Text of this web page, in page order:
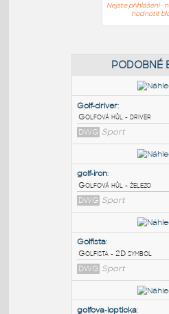
Nejste přihlášeni -
hodnotit
Golf-driver:
Golfová hůl -
DWG
Golfová hůl -